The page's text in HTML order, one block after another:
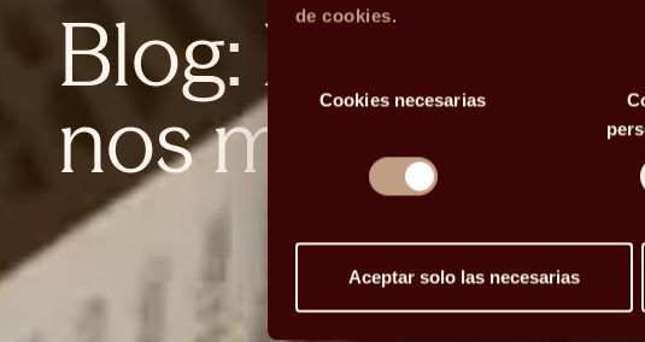
de cookies.
de
consentimiento
Cookies necesarias
Aceptar solo las necesarias
Blog: la
nos mueve